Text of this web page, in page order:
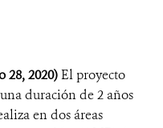
28, 2020)El proyecto
duración de 2 años
en dos áreas